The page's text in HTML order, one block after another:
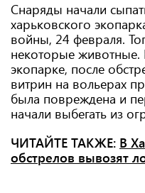
Снаряды начали
харьковского
войны, 24 февраля.
некоторые
экопарке, после
витрин на вольерах
была повреждена и
начали выбегать из
ЧИТАЙТЕ ТАКЖЕ: В
обстрелов вывозят